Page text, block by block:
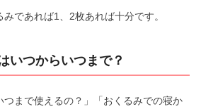
であれば1、2枚あれば十分です。
いつからいつまで？
つまで使えるの？」「おくるみでの寝か